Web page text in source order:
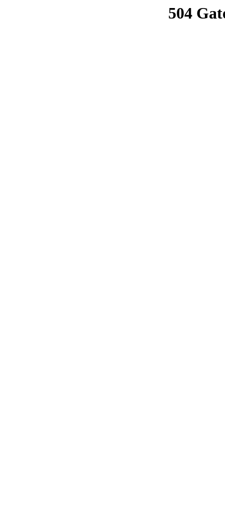
504